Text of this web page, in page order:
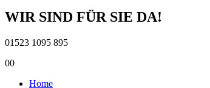
WIR SIND FÜR SIE DA!
01523 1095 895
00
Home